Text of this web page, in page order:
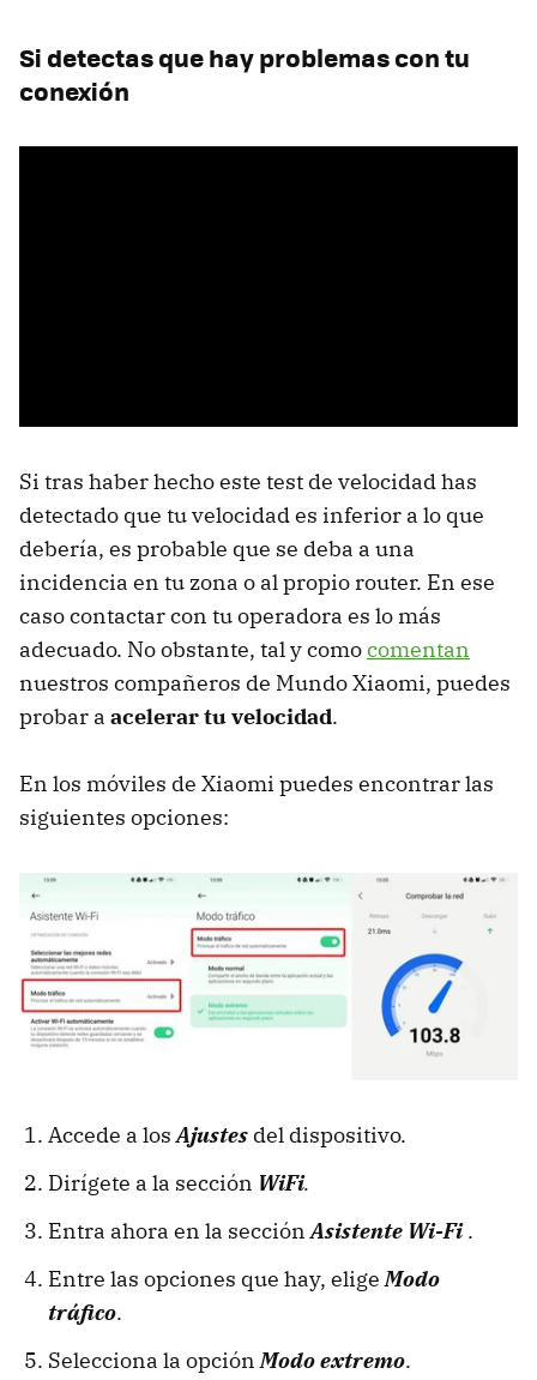
Si detectas que hay problemas con tu
conexión
Si tras haber hecho este test de velocidad has
detectado que tu velocidad es inferior a lo que
debería, es probable que se deba a una
incidencia en tu zona o al propio router. En ese
caso contactar con tu operadora es lo más
adecuado. No obstante, tal y comocomentan
nuestros compañeros de Mundo Xiaomi, puedes
probar a acelerar tu velocidad.
En los móviles de Xiaomi puedes encontrar las
siguientes opciones:
Accede a losAjustes del dispositivo.
Dirígete a la sección WiFi.
Entra ahora en la secciónAsistente Wi-Fi.
Entre las opciones que hay, eligeModo
tráfico.
Selecciona la opciónModo extremo.